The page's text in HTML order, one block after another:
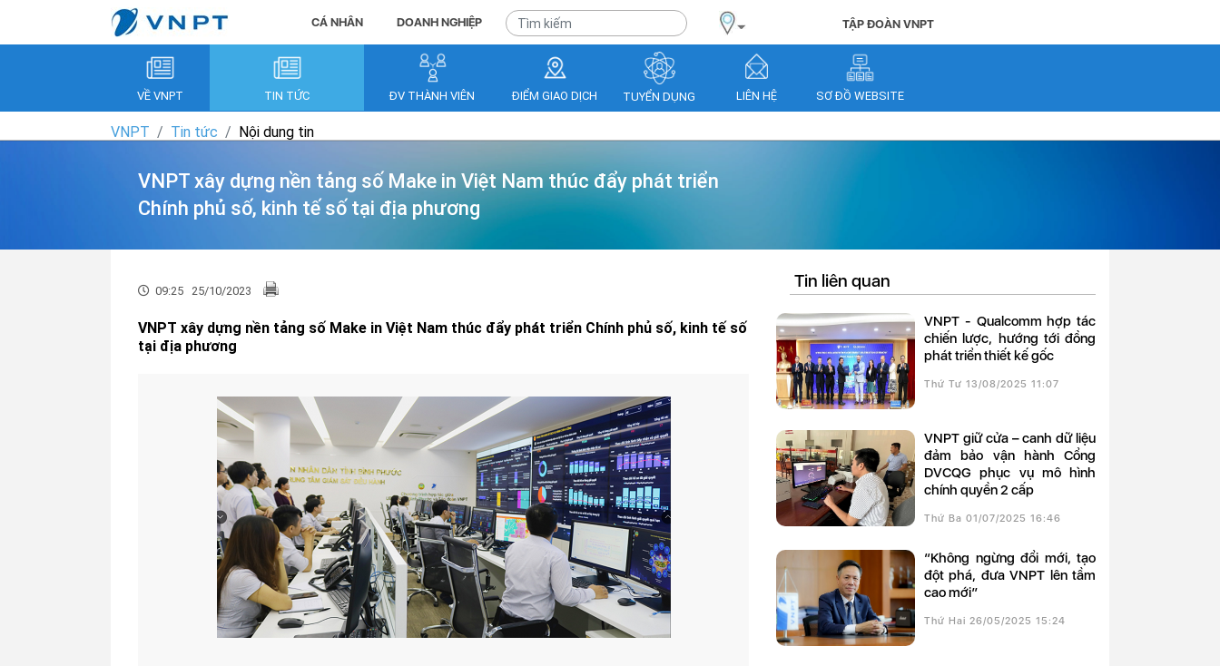
CÁ NHÂN DOANH NGHIỆP TẬP ĐOÀN VNPT
VỀ VNPT TIN TỨC ĐV THÀNH VIÊN ĐIỂM GIAO DỊCH TUYỂN DỤNG LIÊN HỆ SƠ ĐỒ WEBSITE
VNPT Tin tức Nội dung tin
VNPT xây dựng nền tảng số Make in Việt Nam thúc đẩy phát triển
Chính phủ số, kinh tế số tại địa phương
09:25 25/10/2023
VNPT xây dựng nền tảng số Make in Việt Nam thúc đẩy phát triển Chính phủ số, kinh tế số
tại địa phương
Tin liên quan
VNPT - Qualcomm hợp tác
chiến lược, hướng tới đồng
phát triển thiết kế gốc
Thứ Tư 13/08/2025 11:07
VNPT giữ cửa – canh dữ liệu
đảm bảo vận hành Cổng
DVCQG phục vụ mô hình
chính quyền 2 cấp
Thứ Ba 01/07/2025 16:46
“Không ngừng đổi mới, tạo
đột phá, đưa VNPT lên tầm
cao mới”
Thứ Hai 26/05/2025 15:24